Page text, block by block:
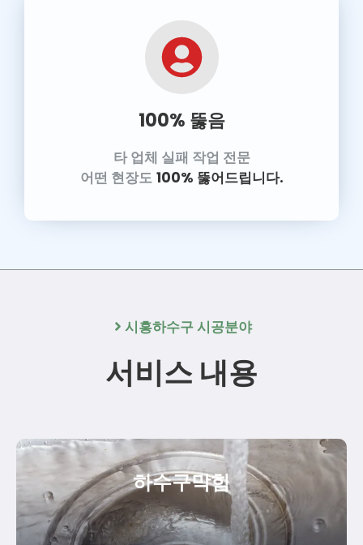
100% 뚫음
타 업체 실패 작업 전문
어떤 현장도 100% 뚫어드립니다.
시흥하수구 시공분야
서비스 내용
하수구막힘